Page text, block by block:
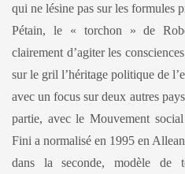
qui ne lésine pas sur les formules
Pétain, le « torchon » de
clairement d’agiter les
sur le gril l’héritage politique de
avec un focus sur deux autres
partie, avec le Mouvement
Fini a normalisé en 1995 en
dans la seconde, modèle de